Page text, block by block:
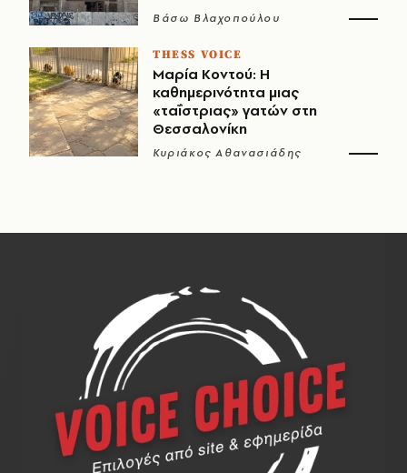
Βάσω Βλαχοπούλου
THESS VOICE
Μαρία Κοντού: Η
καθημερινότητα μιας
«ταΐστριας» γατών στη
Θεσσαλονίκη
Κυριάκος Αθανασιάδης